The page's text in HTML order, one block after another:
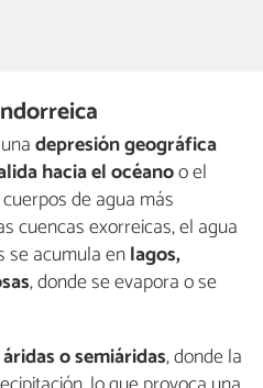
depresión geográfica
hacia el océanoo el
de agua más
cuencas exorreicas, el agua
se acumula enlagos,
, donde se evapora o se
o semiáridas, donde la